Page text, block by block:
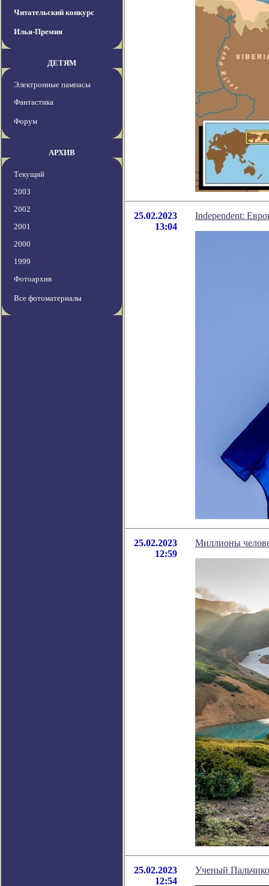
Читательский конкурс
Илья-Премия
ДЕТЯМ
Электронные пампасы
Фантастика
Форум
АРХИВ
Текущий
2003
2002
2001
2000
1999
Фотоархив
Все фотоматериалы
25.02.2023
13:04
Independent:
25.02.2023
12:59
Миллионы
25.02.2023
12:54
Ученый